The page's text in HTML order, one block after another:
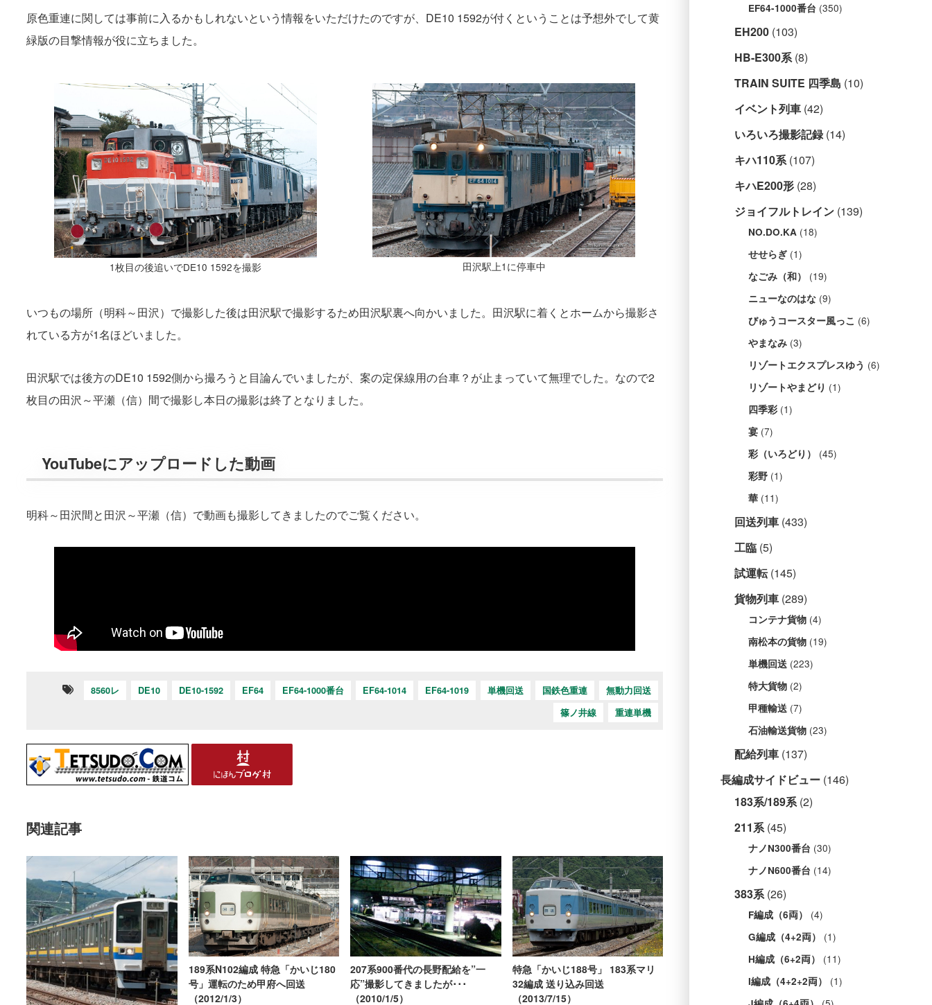
原色重連に関しては事前に入るかもしれないという情報をいただけたのですが、DE10 1592が付くということは予想外でして黄
緑版の目撃情報が役に立ちました。
1枚目の後追いでDE10 1592を撮影 田沢駅上1に停車中
いつもの場所（明科～田沢）で撮影した後は田沢駅で撮影するため田沢駅裏へ向かいました。田沢駅に着くとホームから撮影さ
れている方が1名ほどいました。
田沢駅では後方のDE10 1592側から撮ろうと目論んでいましたが、案の定保線用の台車？が止まっていて無理でした。なので2
枚目の田沢～平瀬（信）間で撮影し本日の撮影は終了となりました。
YouTubeにアップロードした動画
明科～田沢間と田沢～平瀬（信）で動画も撮影してきましたのでご覧ください。
8560レ DE10 DE10-1592 EF64 EF64-1000番台 EF64-1014 EF64-1019 単機回送 国鉄色重連
無動力回送
篠ノ井線
重連単機
関連記事
189系N102編成 特急「かいじ180
号」運転のため甲府へ回送
（2012/1/3）
207系900番代の長野配給を”一
応”撮影してきましたが･･･
（2010/1/5）
特急「かいじ188号」 183系マリ
32編成 送り込み回送
（2013/7/15）
EF64-1000番台 (350)
EH200 (103)
HB-E300系(8)
TRAIN SUITE 四季島 (10)
イベント列車 (42)
いろいろ撮影記録(14)
キハ110系(107)
キハE200形 (28)
ジョイフルトレイン (139)
NO.DO.KA (18)
せせらぎ (1)
なごみ（和） (19)
ニューなのはな (9)
びゅうコースター風っこ (6)
やまなみ (3)
リゾートエクスプレスゆう (6)
リゾートやまどり (1)
四季彩 (1)
宴 (7)
彩（いろどり） (45)
彩野 (1)
華 (11)
回送列車 (433)
工臨 (5)
試運転(145)
貨物列車 (289)
コンテナ貨物 (4)
南松本の貨物 (19)
単機回送 (223)
特大貨物 (2)
甲種輸送 (7)
石油輸送貨物 (23)
配給列車 (137)
長編成サイドビュー (146)
183系/189系(2)
211系(45)
ナノN300番台 (30)
ナノN600番台 (14)
383系(26)
F編成（6両） (4)
G編成（4+2両） (1)
H編成（6+2両） (11)
I編成（4+2+2両） (1)